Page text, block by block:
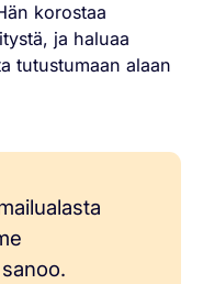
korostaa
ja haluaa
tutustumaan alaan